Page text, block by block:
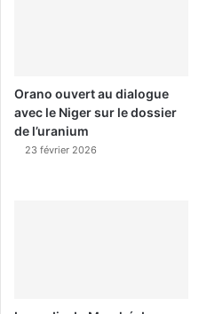
Orano ouvert au dialogue
avec le Niger sur le dossier
de l’uranium
23 février 2026